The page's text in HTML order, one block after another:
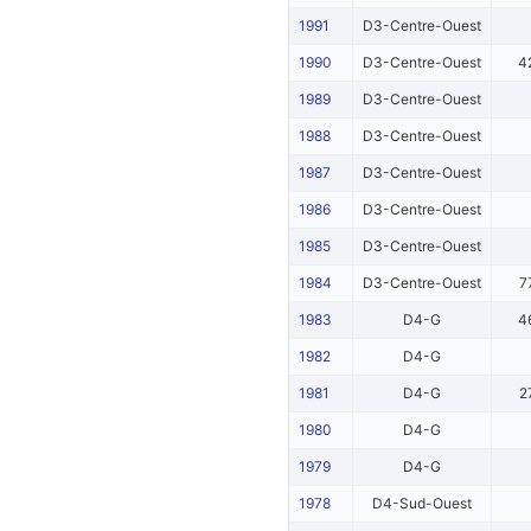
1991 D3-Centre-Ouest
1990 D3-Centre-Ouest
1989 D3-Centre-Ouest
1988 D3-Centre-Ouest
1987 D3-Centre-Ouest
1986 D3-Centre-Ouest
1985 D3-Centre-Ouest
1984 D3-Centre-Ouest
1983 D4-G
1982 D4-G
1981 D4-G
1980 D4-G
1979 D4-G
1978 D4-Sud-Ouest